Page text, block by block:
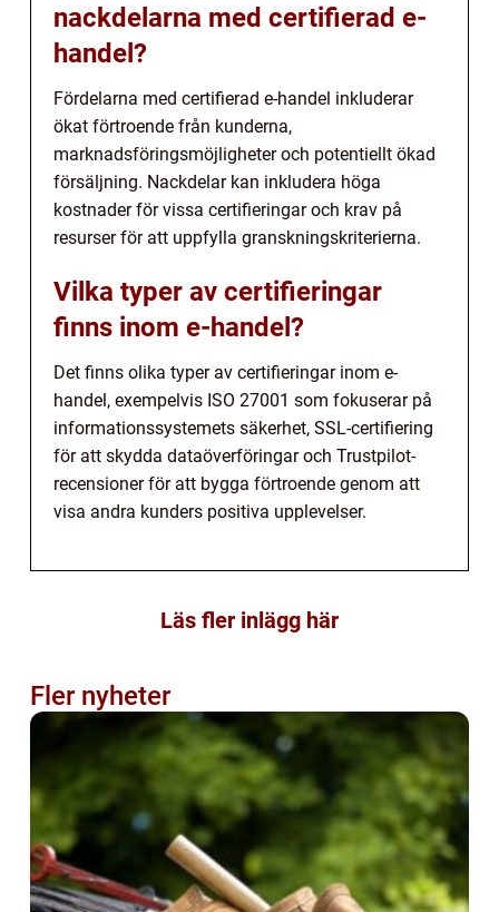
nackdelarna med certifierad e-
handel?
Fördelarna med certifierad e-handel inkluderar
ökat förtroende från kunderna,
marknadsföringsmöjligheter och potentiellt ökad
försäljning. Nackdelar kan inkludera höga
kostnader för vissa certifieringar och krav på
resurser för att uppfylla granskningskriterierna.
Vilka typer av certifieringar
finns inom e-handel?
Det finns olika typer av certifieringar inom e-
handel, exempelvis ISO 27001 som fokuserar på
informationssystemets säkerhet, SSL-certifiering
för att skydda dataöverföringar och Trustpilot-
recensioner för att bygga förtroende genom att
visa andra kunders positiva upplevelser.
Läs fler inlägg här
Fler nyheter